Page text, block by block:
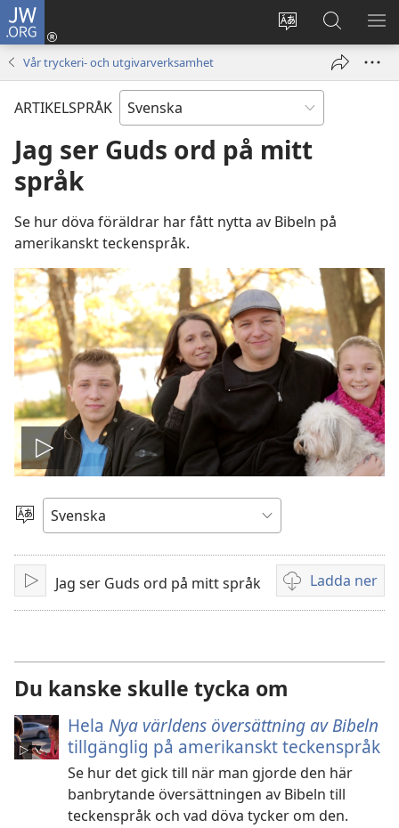
JW.ORG
Ändra
webbplatsens
Logga
fönster)
Sök
på
jw.org
Vår tryckeri- och utgivarverksamhet
ARTIKELSPRÅK
Jag ser Guds ord på mitt
språk
Se hur döva föräldrar har fått nytta av Bibeln på
amerikanskt teckenspråk.
Spela
video
Välj
språk
Spela
upp
Jag ser Guds ord på mitt språk Ladda ner
Valmöjligheter
för
Du kanske skulle tycka om
Hela Nya världens översättning av Bibeln
tillgänglig på amerikanskt teckenspråk
Se hur det gick till när man gjorde den här
banbrytande översättningen av Bibeln till
teckenspråk och vad döva tycker om den.